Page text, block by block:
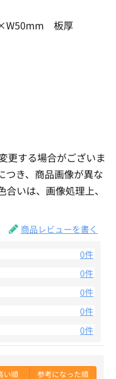
板厚
更する場合がございま
つき、商品画像が異な
いは、画像処理上、
商品レビューを書く
0件
0件
0件
0件
0件
い順 参考になった順